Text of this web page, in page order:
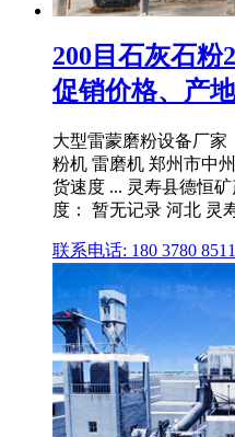
200目石灰石粉
促销价格、产
大型雷蒙磨粉设备厂家
粉机 雷磨机 郑州市中
货速度 ... 灵寿县德恒
度： 暂无记录 河北 灵
联系电话: 180 3780 8511